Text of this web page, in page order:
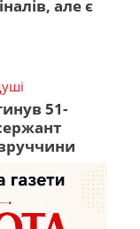
але є
51-